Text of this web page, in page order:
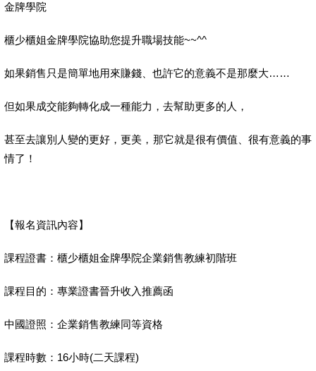
金牌學院
櫃少櫃姐金牌學院協助您提升職場技能~~^^
如果銷售只是簡單地用來賺錢、也許它的意義不是那麼大……
但如果成交能夠轉化成一種能力，去幫助更多的人，
甚至去讓別人變的更好，更美，那它就是很有價值、很有意義的事
情了！
【報名資訊內容】
課程證書：櫃少櫃姐金牌學院企業銷售教練初階班
課程目的：專業證書晉升收入推薦函
中國證照：企業銷售教練同等資格
課程時數： 16小時(二天課程)